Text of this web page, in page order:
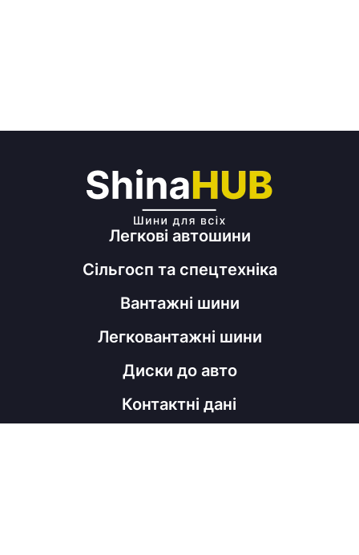
Легкові автошини
Сільгосп та спецтехніка
Вантажні шини
Легковантажні шини
Диски до авто
Контактні дані